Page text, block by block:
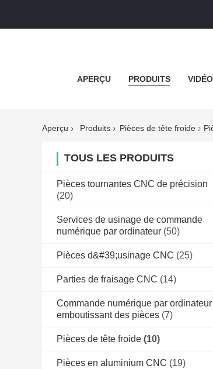
APERÇU PRODUITS
Aperçu Produits Pièces de tête froide
TOUS LES PRODUITS
Pièces tournantes CNC de précision
(20)
Services de usinage de commande
numérique par ordinateur (50)
Pièces d&#39;usinage CNC (25)
Parties de fraisage CNC (14)
Commande numérique par ordinateur
emboutissant des pièces (7)
Pièces de tête froide (10)
Pièces en aluminium CNC (19)